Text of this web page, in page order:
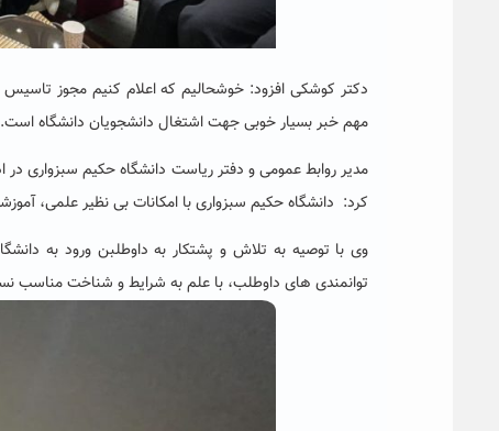
دکتر کوشکی افزود: خوشحالیم که اعلام کنیم مجوز
مهم خبر بسیار خوبی جهت اشتغال دانشجویان دانشگاه است.
مدیر روابط عمومی و دفتر ریاست دانشگاه حکیم سبزواری
کرد: دانشگاه حکیم سبزواری با امکانات بی نظیر علمی،
وی با توصیه به تلاش و پشتکار به داوطلبن ورود به
توانمندی های داوطلب، با علم به شرایط و شناخت مناسب